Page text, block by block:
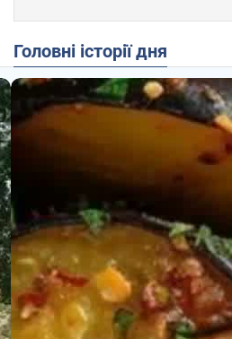
Головні історії дня